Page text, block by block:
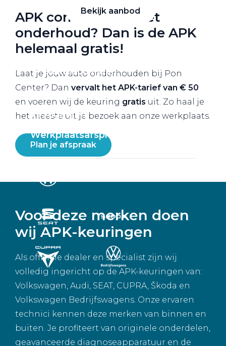
Bekijk aanbod
Elektrisch rijden
Verhuur
Vestigingen
Werkplaatsafspraak
APK combineren met
onderhoud? Dan is de APK
helemaal gratis!
Laat je jouw auto onderhouden bij Pon
Center? Dan vervalt het APK-tarief van € 50
en voeren wij de keuring gratis uit. Zo haal je
het meeste uit je bezoek aan onze werkplaats.
Plan je afspraak
Voor deze merken doen
wij APK-keuringen
Als officiële dealer en specialist zijn wij
volledig ingericht op de APK-keuringen van:
Volkswagen, Audi, SEAT, CUPRA, Škoda en
Volkswagen Bedrijfswagens. Onze ervaren
technici kennen deze merken van binnen en
buiten. Je profiteert van originele onderdelen,
geavanceerde diagnoseapparatuur en de